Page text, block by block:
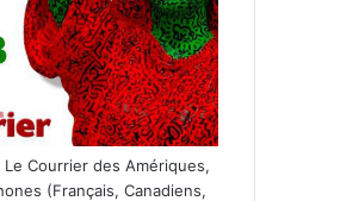
Courrier des Amériques,
(Français, Canadiens,